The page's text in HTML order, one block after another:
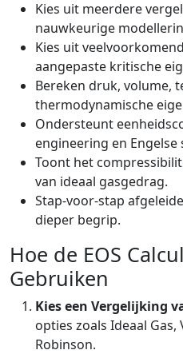
Kies uit meerdere
nauwkeurige
Kies uit
aangepaste kritische
Bereken druk, volume,
thermodynamische
Ondersteunt
engineering en Engelse
Toont het
van ideaal gasgedrag.
Stap-voor-stap
dieper begrip.
Hoe de EOS
Gebruiken
Kies een Vergelijking
opties zoals Ideaal Gas,
Robinson.